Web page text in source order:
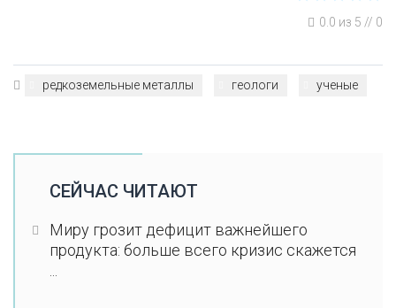
0.0 из 5 // 0
редкоземельные металлы геологи ученые
СЕЙЧАС ЧИТАЮТ
Миру грозит дефицит важнейшего
продукта: больше всего кризис скажется